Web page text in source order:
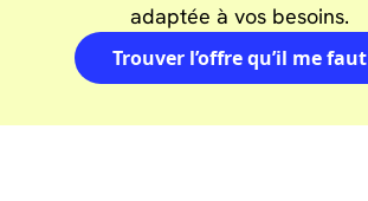
adaptée à vos besoins.
Trouver l’offre qu’il me faut